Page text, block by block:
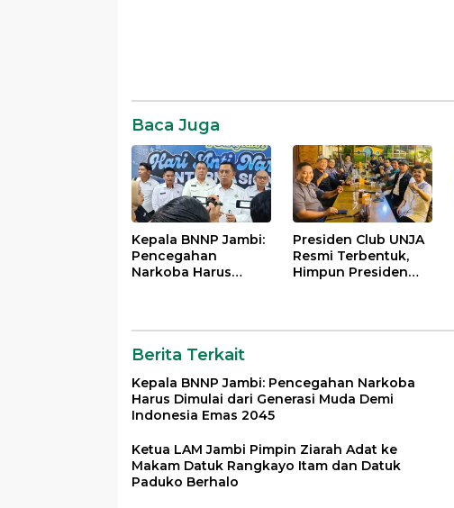
Baca Juga
Kepala BNNP Jambi:
Pencegahan
Narkoba Harus
Presiden Club UNJA
Resmi Terbentuk,
Himpun Presiden
Berita Terkait
Kepala BNNP Jambi: Pencegahan Narkoba
Harus Dimulai dari Generasi Muda Demi
Indonesia Emas 2045
Ketua LAM Jambi Pimpin Ziarah Adat ke
Makam Datuk Rangkayo Itam dan Datuk
Paduko Berhalo